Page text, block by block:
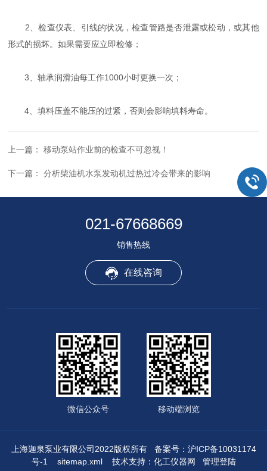
2、检查仪表、引线的状况，检查管路是否泄露或松动，或其他
形式的损坏。如果需要应立即检修；
3、轴承润滑油每工作1000小时更换一次；
4、填料压盖不能压的过紧，否则会影响填料寿命。
上一篇：移动泵站作业前的检查不可忽视！
下一篇：分析柴油机水泵发动机过热过冷会带来的影响
021-67668669
销售热线
在线咨询
微信公众号 移动端浏览
上海迦泉泵业有限公司2022版权所有 备案号：沪ICP备10031174
号-1
sitemap.xml技术支持： 化工仪器网 管理登陆